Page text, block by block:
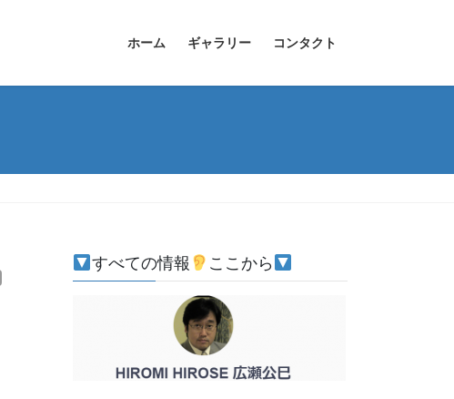
ホーム ギャラリー コンタクト
すべての情報 ここから